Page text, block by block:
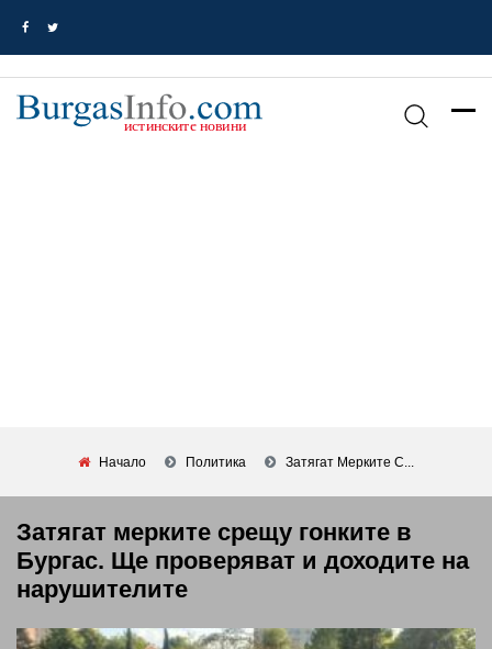
Начало Политика Затягат Мерките С...
Затягат мерките срещу гонките в
Бургас. Ще проверяват и доходите на
нарушителите